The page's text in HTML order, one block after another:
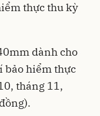
thực thu kỳ
dành cho
bảo hiểm thực
tháng 11,